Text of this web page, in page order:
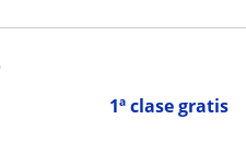
1ª clase gratis